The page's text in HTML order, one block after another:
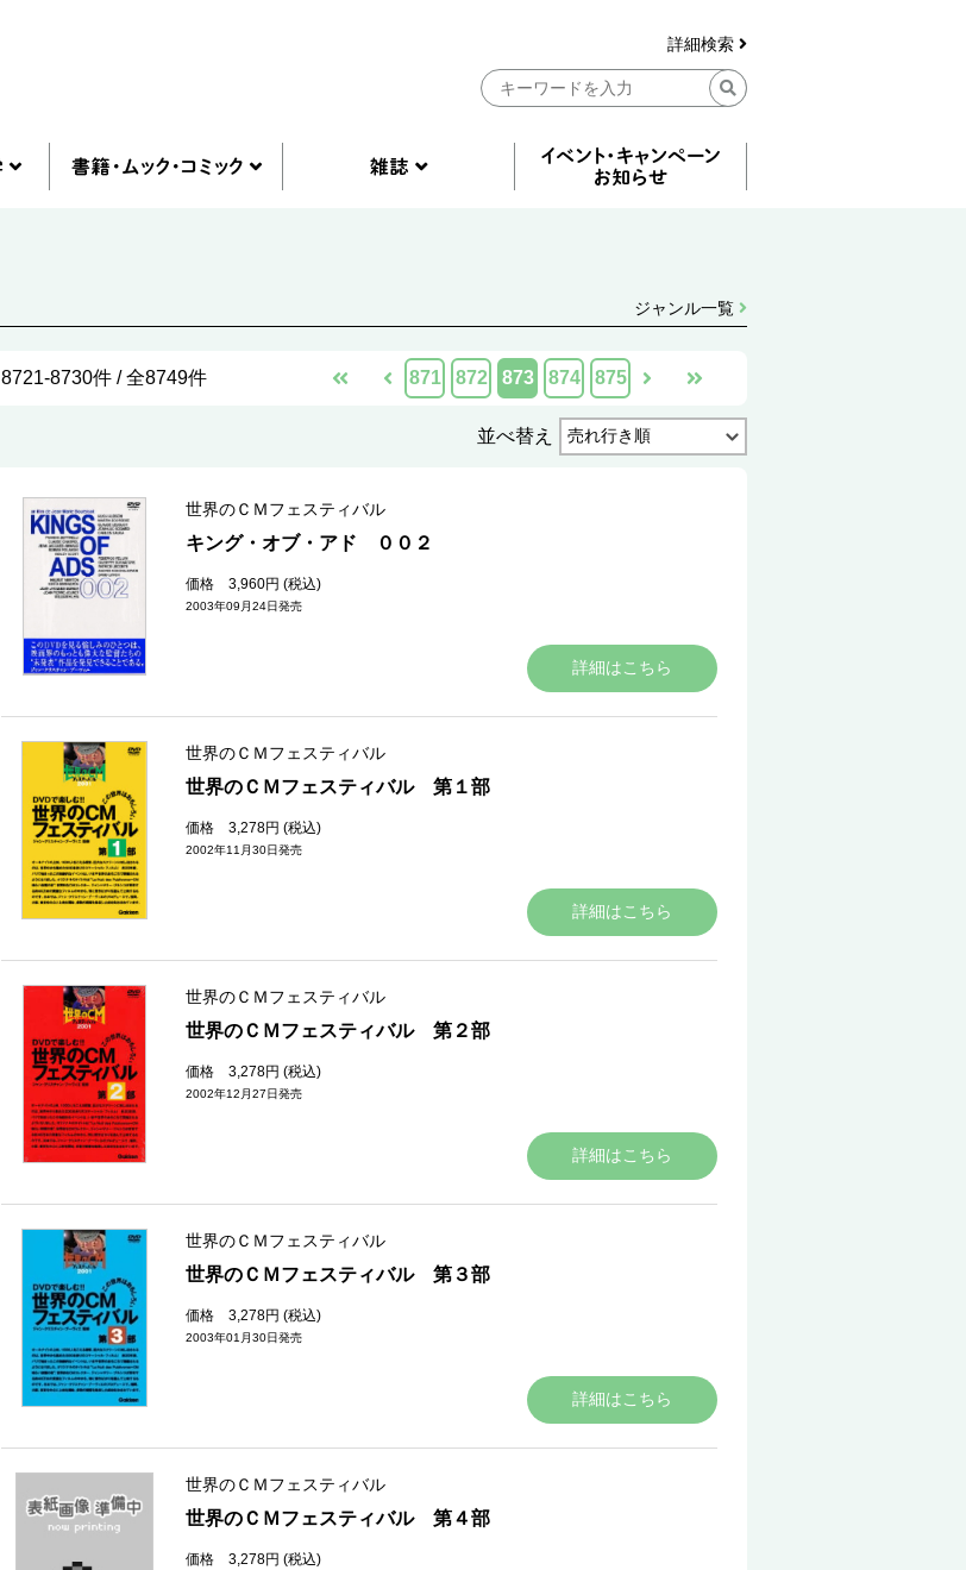
詳細検索
ジャンル一覧
8721-8730件 / 全8749件 871 872 873 874 875
並べ替え
世界のＣＭフェスティバル
キング・オブ・アド ００２
価格 3,960円 (税込)
2003年09月24日発売
詳細はこちら
世界のＣＭフェスティバル
世界のＣＭフェスティバル 第１部
価格 3,278円 (税込)
2002年11月30日発売
詳細はこちら
世界のＣＭフェスティバル
世界のＣＭフェスティバル 第２部
価格 3,278円 (税込)
2002年12月27日発売
詳細はこちら
世界のＣＭフェスティバル
世界のＣＭフェスティバル 第３部
価格 3,278円 (税込)
2003年01月30日発売
詳細はこちら
世界のＣＭフェスティバル
世界のＣＭフェスティバル 第４部
価格 3,278円 (税込)